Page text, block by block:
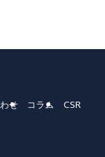
せ コラム
CSR